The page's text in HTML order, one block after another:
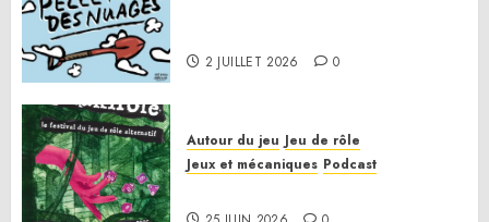
2 JUILLET 2026 0
Autour du jeu Jeu de rôle
Jeux et mécaniques Podcast